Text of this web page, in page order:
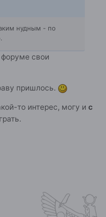
нудным - по
форуме свои
пришлось.
то интерес, могу и с